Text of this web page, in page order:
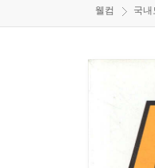
웰컴 국내